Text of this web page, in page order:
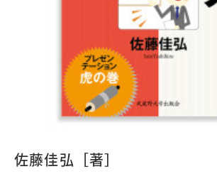
佐藤佳弘［著］